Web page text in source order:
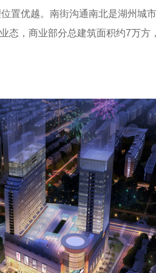
置优越。南街沟通南北是湖州城
态，商业部分总建筑面积约7万方